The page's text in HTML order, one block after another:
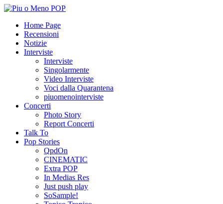
Home Page
Recensioni
Notizie
Interviste
Interviste
Singolarmente
Video Interviste
Voci dalla Quarantena
piuomenointerviste
Concerti
Photo Story
Report Concerti
Talk To
Pop Stories
QpdOn
CINEMATIC
Extra POP
In Medias Res
Just push play
SoSample!